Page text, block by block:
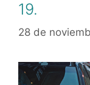
19.
28 de